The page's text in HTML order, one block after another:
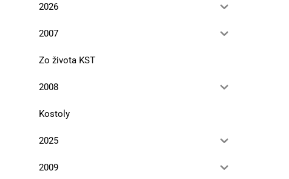
2026
2007
Zo života KST
2008
Kostoly
2025
2009